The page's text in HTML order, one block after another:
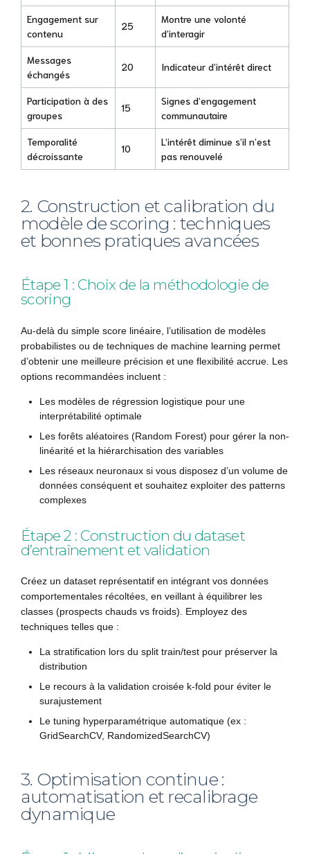
Engagement sur
contenu
25
Montre une volonté
d’interagir
Messages
échangés
20 Indicateur d’intérêt direct
Participation à des
groupes
15
Signes d’engagement
communautaire
Temporalité
décroissante
10
L’intérêt diminue s’il n’est
pas renouvelé
2. Construction et calibration du
modèle de scoring : techniques
et bonnes pratiques avancées
Étape 1 : Choix de la méthodologie de
scoring
Au-delà du simple score linéaire, l’utilisation de modèles
probabilistes ou de techniques de machine learning permet
d’obtenir une meilleure précision et une flexibilité accrue. Les
options recommandées incluent :
Les modèles de régression logistique pour une
interprétabilité optimale
Les forêts aléatoires (Random Forest) pour gérer la non-
linéarité et la hiérarchisation des variables
Les réseaux neuronaux si vous disposez d’un volume de
données conséquent et souhaitez exploiter des patterns
complexes
Étape 2 : Construction du dataset
d’entraînement et validation
Créez un dataset représentatif en intégrant vos données
comportementales récoltées, en veillant à équilibrer les
classes (prospects chauds vs froids). Employez des
techniques telles que :
La stratification lors du split train/test pour préserver la
distribution
Le recours à la validation croisée k-fold pour éviter le
surajustement
Le tuning hyperparamétrique automatique (ex :
GridSearchCV, RandomizedSearchCV)
3. Optimisation continue :
automatisation et recalibrage
dynamique